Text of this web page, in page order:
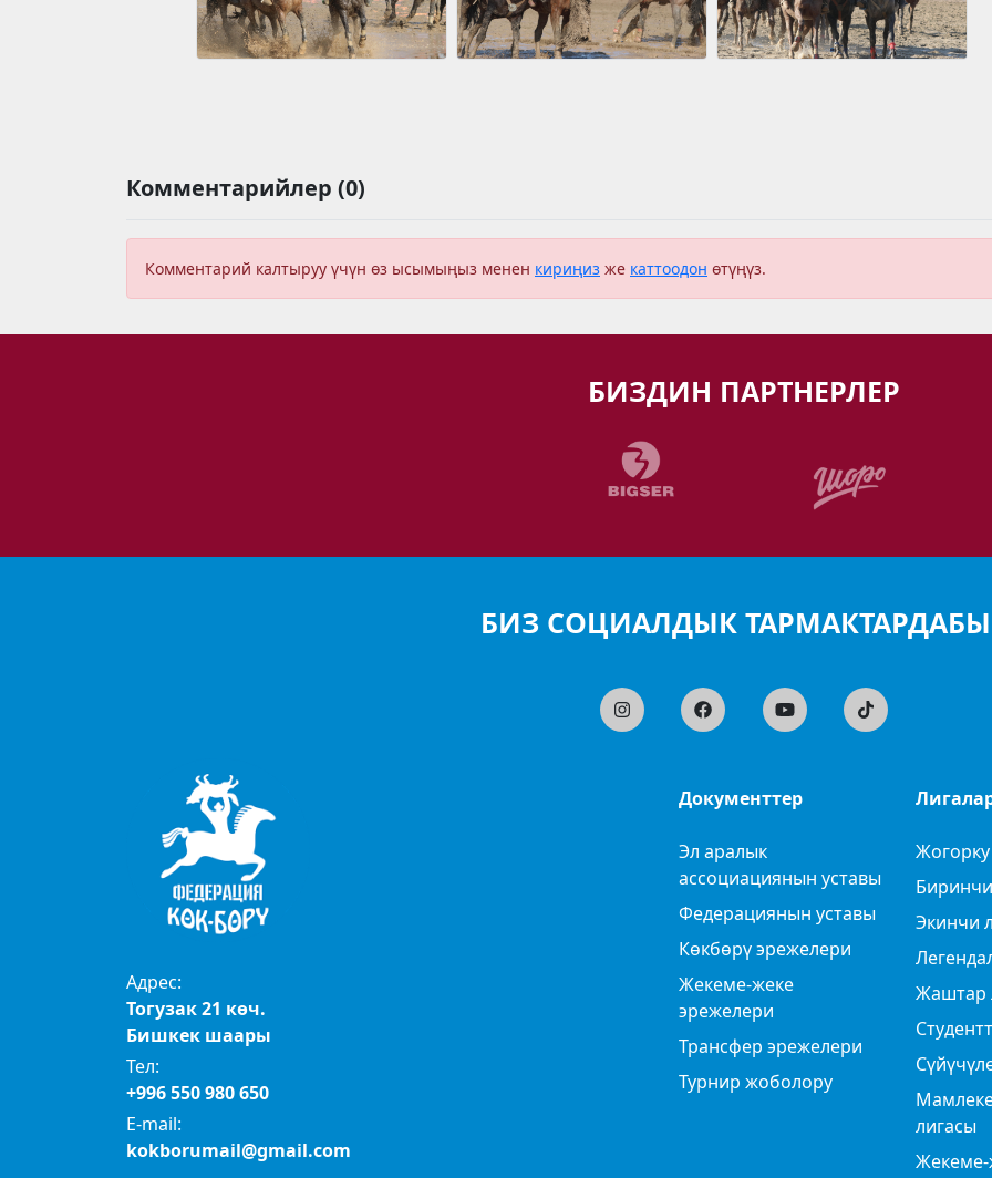
Комментарийлер (0)
Комментарий калтыруу үчүн өз ысымыңыз менен кириңиз же каттоодон өтүңүз.
БИЗДИН ПАРТНЕРЛЕР
БИЗ СОЦИАЛДЫК
Адрес:
Тогузак 21 көч.
Бишкек шаары
Тел:
+996 550 980 650
E-mail:
kokborumail@gmail.com
Документтер
Эл аралык
ассоциациянын уставы
Федерациянын уставы
Көкбөрү эрежелери
Жекеме-жеке
эрежелери
Трансфер эрежелери
Турнир жоболору
Жогорку
Экинчи
Жаштар
лигасы
Жекеме-